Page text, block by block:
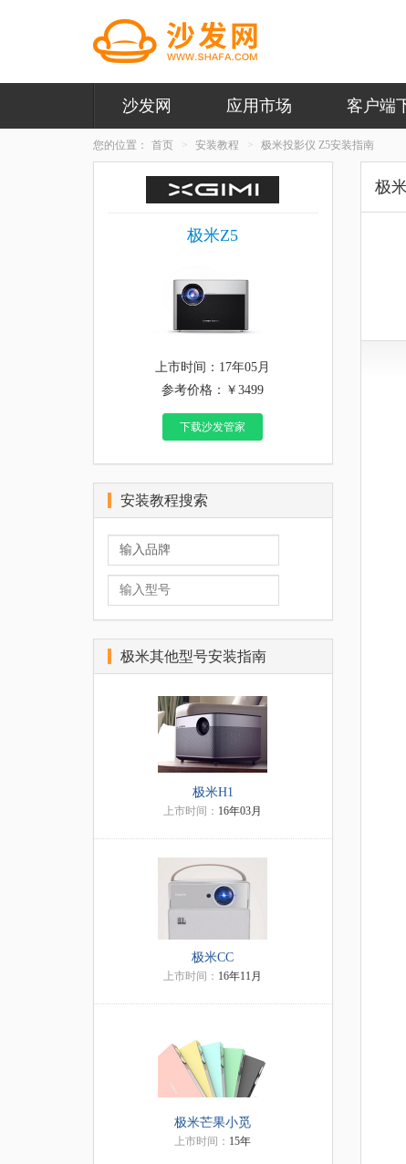
沙发网 应用市场 客户端
您的位置： 首页 安装教程 极米投影仪 Z5安装指南
极
极米Z5
上市时间：17年05月
参考价格：￥3499
下载沙发管家
安装教程搜索
极米其他型号安装指南
极米H1
上市时间： 16年03月
极米CC
上市时间： 16年11月
极米芒果小觅
上市时间： 15年